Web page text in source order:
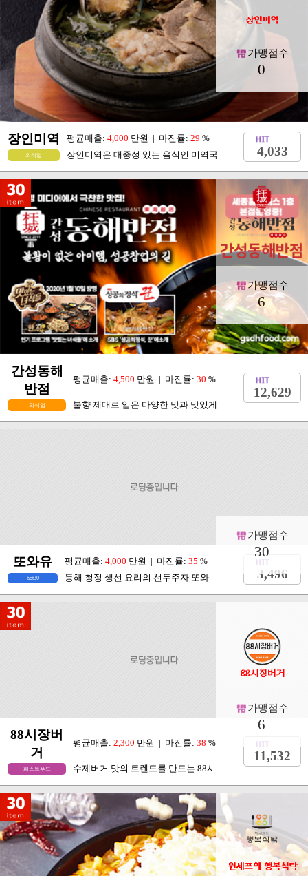
가맹점수
0
장인미역 평균매출: 4,000 만원 | 마진률: 29 %
외식업 장인미역은 대중성 있는 음식인 미역국 4,033
가맹점수
6
간성동해
반점
평균매출: 4,500 만원 | 마진률: 30 %
외식업 불향 제대로 입은 다양한 맛과 맛있게
12,629
가맹점수
30
또와유
3,496
가맹점수
6
88시장버